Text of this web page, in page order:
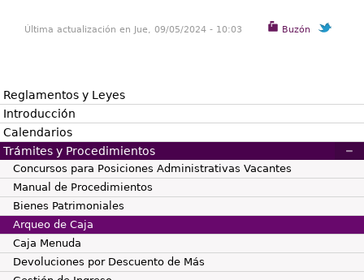
Buzón
Última actualización en Jue, 09/05/2024 - 10:03
Reglamentos y Leyes
Introducción
Calendarios
Trámites y Procedimientos
Concursos para Posiciones Administrativas Vacantes
Manual de Procedimientos
Bienes Patrimoniales
Arqueo de Caja
Caja Menuda
Devoluciones por Descuento de Más